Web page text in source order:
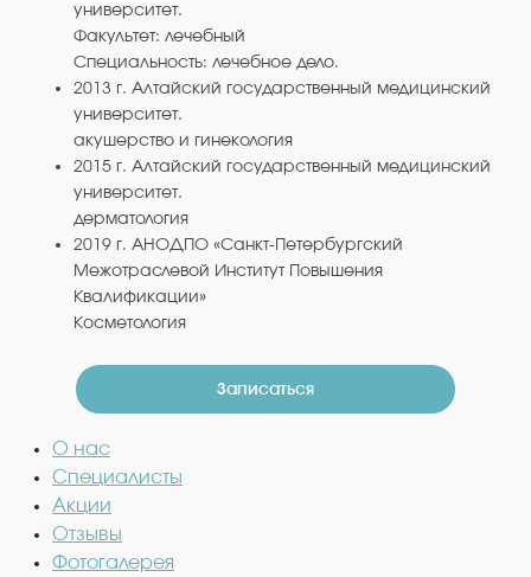
университет.
Факультет: лечебный
Специальность: лечебное дело.
2013 г. Алтайский государственный медицинский
университет.
акушерство и гинекология
2015 г. Алтайский государственный медицинский
университет.
дерматология
2019 г. АНОДПО «Санкт-Петербургский
Межотраслевой Институт Повышения
Квалификации»
Косметология
Записаться
О нас
Специалисты
Акции
Отзывы
Фотогалерея